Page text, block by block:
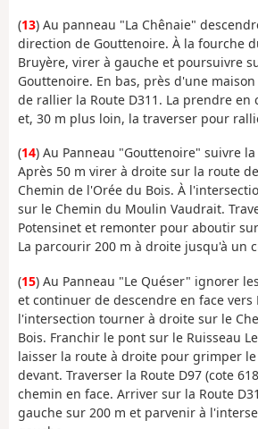
(13) Au panneau "La Chênaie"
direction de Gouttenoire. À la fourche
Bruyère, virer à gauche et poursuivre
Gouttenoire. En bas, près d'une
de rallier la Route D311. La prendre en
et, 30 m plus loin, la traverser pour
(14) Au Panneau "Gouttenoire" suivre
Après 50 m virer à droite sur la route
Chemin de l'Orée du Bois. À
sur le Chemin du Moulin Vaudrait.
Potensinet et remonter pour aboutir
La parcourir 200 m à droite jusqu'à un
(15) Au Panneau "Le Quéser" ignorer
et continuer de descendre en face vers
l'intersection tourner à droite sur le
Bois. Franchir le pont sur le Ruisseau
laisser la route à droite pour grimper
devant. Traverser la Route D97 (cote
chemin en face. Arriver sur la Route
gauche sur 200 m et parvenir à